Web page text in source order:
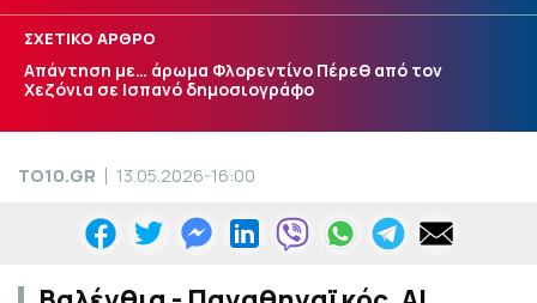
ΣΧΕΤΙΚΟ ΑΡΘΡΟ
Απάντηση με… άρωμα Φλορεντίνο Πέρεθ από τον
Χεζόνια σε Ισπανό δημοσιογράφο
TO10.GR 13.05.2026-16:00